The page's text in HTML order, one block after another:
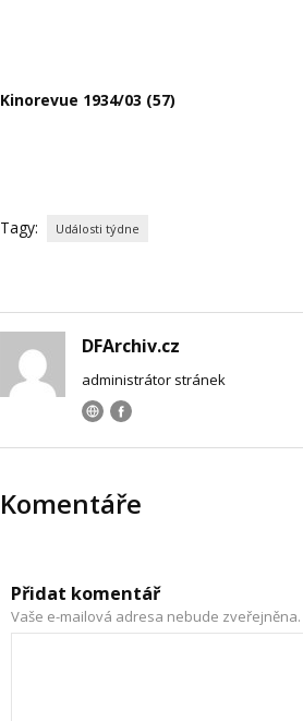
Kinorevue 1934/03 (57)
Tagy: Události týdne
DFArchiv.cz
administrátor stránek
Komentáře
Přidat komentář
Vaše e-mailová adresa nebude zveřejněna.